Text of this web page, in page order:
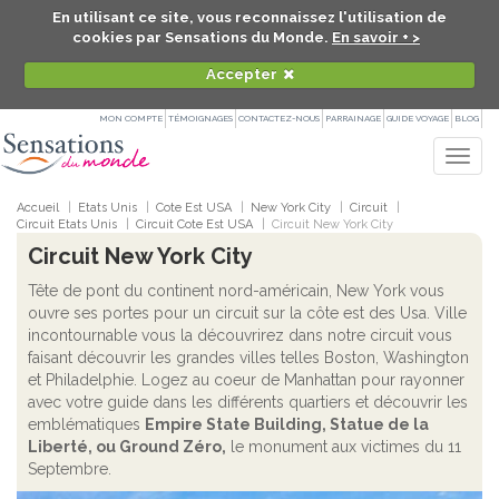
En utilisant ce site, vous reconnaissez l'utilisation de
cookies par Sensations du Monde. En savoir + >
Accepter
MON COMPTE TÉMOIGNAGES CONTACTEZ-NOUS PARRAINAGE GUIDE VOYAGE BLOG
Accueil Etats Unis Cote Est USA New York City
Circuit
Circuit Etats Unis
Circuit Cote Est USA Circuit New York City
Circuit New York City
Tête de pont du continent nord-américain, New York vous
ouvre ses portes pour un circuit sur la côte est des Usa. Ville
incontournable vous la découvrirez dans notre circuit vous
faisant découvrir les grandes villes telles Boston, Washington
et Philadelphie. Logez au coeur de Manhattan pour rayonner
avec votre guide dans les différents quartiers et découvrir les
emblématiques Empire State Building, Statue de la
Liberté, ou Ground Zéro, le monument aux victimes du 11
Septembre.
Un moment de liberté est bien sûr prévu pour faire du